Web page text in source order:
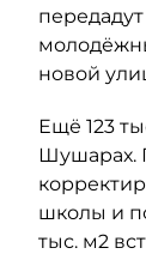
новой
Ещё 123
Шушарах.
школы и
тыс. м2